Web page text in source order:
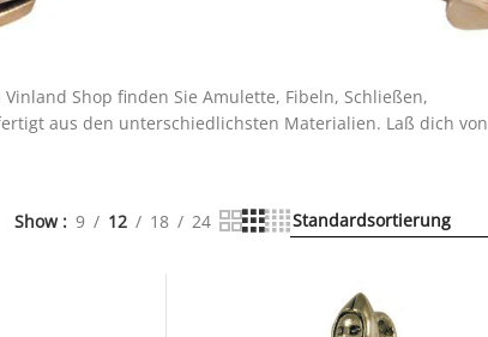
Shop finden Sie Amulette, Fibeln, Schließen,
aus den unterschiedlichsten Materialien. Laß dich von
Show 9 12 18 24